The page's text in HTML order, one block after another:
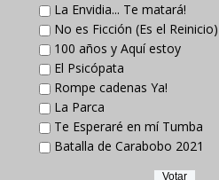
La Envidia... Te matará!
No es Ficción (Es el Reinicio)
100 años y Aquí estoy
El Psicópata
Rompe cadenas Ya!
La Parca
Te Esperaré en mí Tumba
Batalla de Carabobo 2021